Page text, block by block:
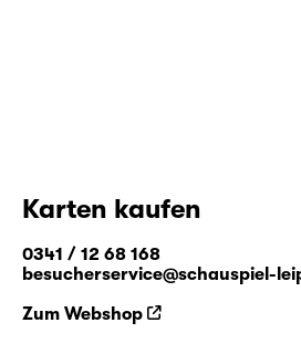
Karten kaufen
0341 / 12 68 168
besucherservice@schauspiel-
Zum Webshop